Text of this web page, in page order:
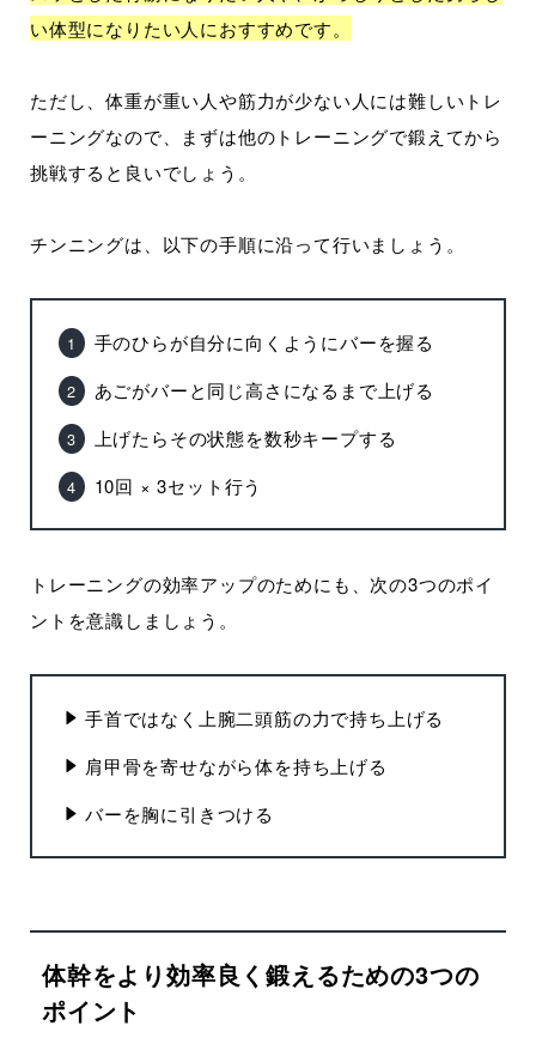
い体型になりたい人におすすめです。
ただし、体重が重い人や筋力が少ない人には難しいトレ
ーニングなので、まずは他のトレーニングで鍛えてから
挑戦すると良いでしょう。
チンニングは、以下の手順に沿って行いましょう。
手のひらが自分に向くようにバーを握る
あごがバーと同じ高さになるまで上げる
上げたらその状態を数秒キープする
10回 × 3セット行う
トレーニングの効率アップのためにも、次の3つのポイ
ントを意識しましょう。
手首ではなく上腕二頭筋の力で持ち上げる
肩甲骨を寄せながら体を持ち上げる
バーを胸に引きつける
体幹をより効率良く鍛えるための3つの
ポイント